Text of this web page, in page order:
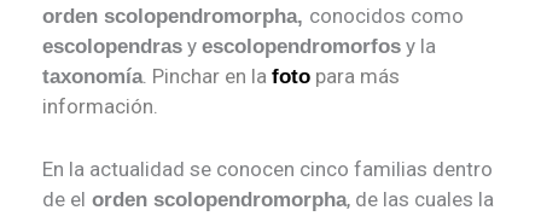
orden scolopendromorpha, conocidos como
escolopendras y escolopendromorfos y la
taxonomía. Pinchar en la foto para más
información.
En la actualidad se conocen cinco familias dentro
de el orden scolopendromorpha, de las cuales la